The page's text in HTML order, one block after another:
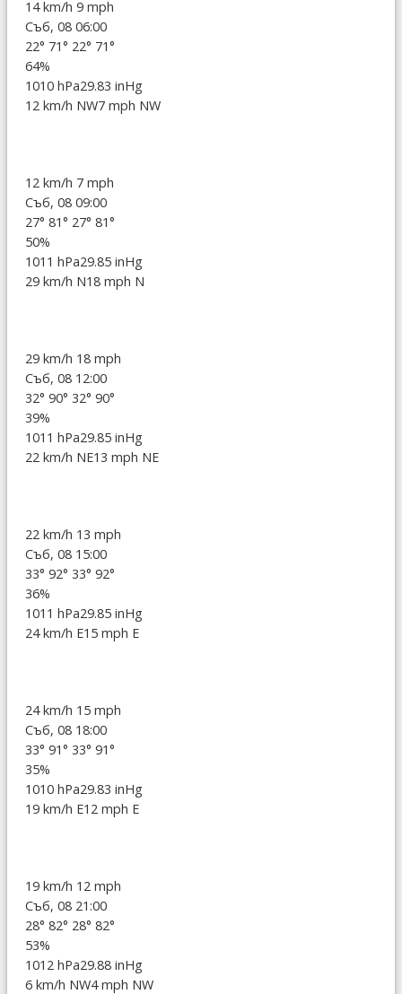
14 km/h 9 mph
Съб, 08 06:00
22° 71° 22° 71°
64%
1010 hPa29.83 inHg
12 km/h NW7 mph NW
12 km/h 7 mph
Съб, 08 09:00
27° 81° 27° 81°
50%
1011 hPa29.85 inHg
29 km/h N18 mph N
29 km/h 18 mph
Съб, 08 12:00
32° 90° 32° 90°
39%
1011 hPa29.85 inHg
22 km/h NE13 mph NE
22 km/h 13 mph
Съб, 08 15:00
33° 92° 33° 92°
36%
1011 hPa29.85 inHg
24 km/h E15 mph E
24 km/h 15 mph
Съб, 08 18:00
33° 91° 33° 91°
35%
1010 hPa29.83 inHg
19 km/h E12 mph E
19 km/h 12 mph
Съб, 08 21:00
28° 82° 28° 82°
53%
1012 hPa29.88 inHg
6 km/h NW4 mph NW